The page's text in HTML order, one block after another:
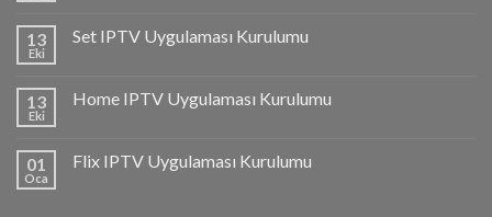
13
Eki
Set IPTV Uygulaması Kurulumu
13
Eki
Home IPTV Uygulaması Kurulumu
01
Oca
Flix IPTV Uygulaması Kurulumu